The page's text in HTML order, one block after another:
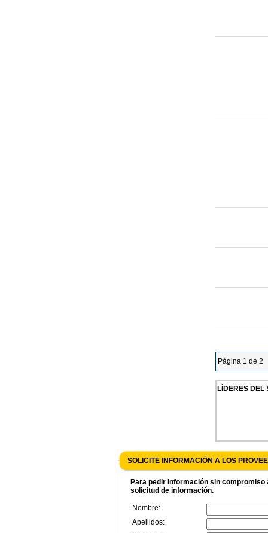
Página 1 de 2
LÍDERES DEL
SOLICITE INFORMACIÓN A LOS
Para pedir información sin
solicitud de información.
Nombre:
Apellidos: